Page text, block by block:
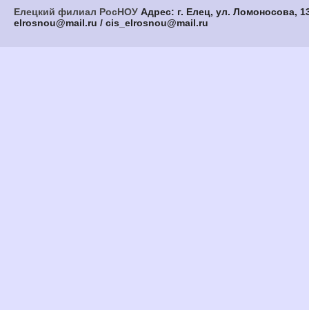
Елецкий филиал РосНОУ Адрес: г. Елец, ул. Ломоносова,
elrosnou@mail.ru / cis_elrosnou@mail.ru